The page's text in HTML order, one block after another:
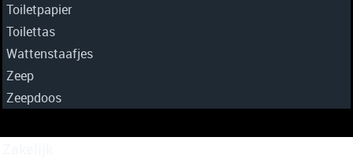
Toiletpapier
Toilettas
Wattenstaafjes
Zeep
Zeepdoos